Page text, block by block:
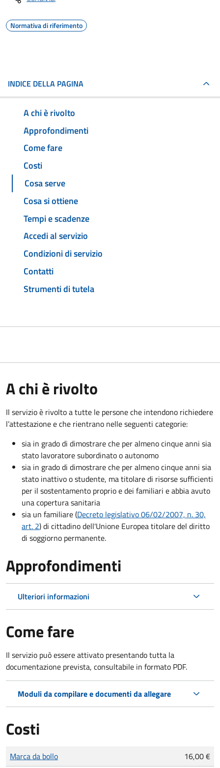
Normativa di riferimento
INDICE DELLA PAGINA
A chi è rivolto
Approfondimenti
Come fare
Costi
Cosa serve
Cosa si ottiene
Tempi e scadenze
Accedi al servizio
Condizioni di servizio
Contatti
Strumenti di tutela
A chi è rivolto
Il servizio è rivolto a tutte le persone che intendono richiedere
l’attestazione e che rientrano nelle seguenti categorie:
sia in grado di dimostrare che per almeno cinque anni sia
stato lavoratore subordinato o autonomo
sia in grado di dimostrare che per almeno cinque anni sia
stato inattivo o studente, ma titolare di risorse sufficienti
per il sostentamento proprio e dei familiari e abbia avuto
una copertura sanitaria
sia un familiare (Decreto legislativo 06/02/2007, n. 30,
art. 2) di cittadino dell'Unione Europea titolare del diritto
di soggiorno permanente.
Approfondimenti
Ulteriori informazioni
Come fare
Il servizio può essere attivato presentando tutta la
documentazione prevista, consultabile in formato PDF.
Moduli da compilare e documenti da allegare
Costi
Tipo di pagamento
Importo
Marca da bollo 16,00 €